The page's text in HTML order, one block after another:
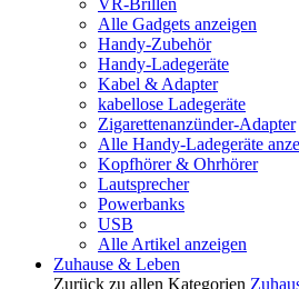
VR-Brillen
Alle Gadgets anzeigen
Handy-Zubehör
Handy-Ladegeräte
Kabel & Adapter
kabellose Ladegeräte
Zigarettenanzünder-Adapter
Alle Handy-Ladegeräte
Kopfhörer & Ohrhörer
Lautsprecher
Powerbanks
USB
Alle Artikel anzeigen
Zuhause & Leben
Zurück zu allen Kategorien